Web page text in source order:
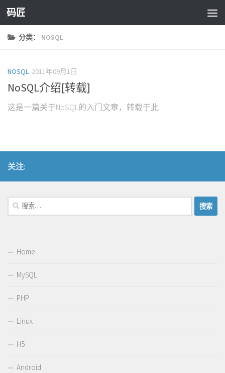
Skip to content
码匠
分类： NOSQL
NOSQL 2011年09月1日
NoSQL介绍[转载]
这是一篇关于NoSQL的入门文章，转载于此
关注:
搜
索：
Home
MySQL
PHP
Linux
H5
Android